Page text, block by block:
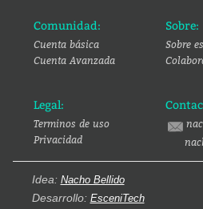
Comunidad:
Cuenta básica
Cuenta Avanzada
Sobre:
Sobre
Legal:
Terminos de uso
Privacidad
Idea: Nacho Bellido
Desarrollo: EsceniTech